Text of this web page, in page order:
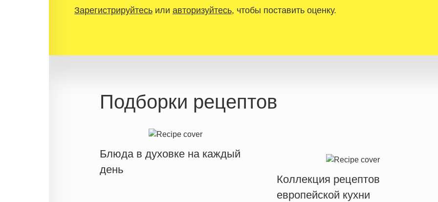
Зарегистрируйтесьили авторизуйтесь, чтобы поставить оценку.
Подборки рецептов
Блюда в духовке на каждый
день
Коллекция рецептов
европейской кухни